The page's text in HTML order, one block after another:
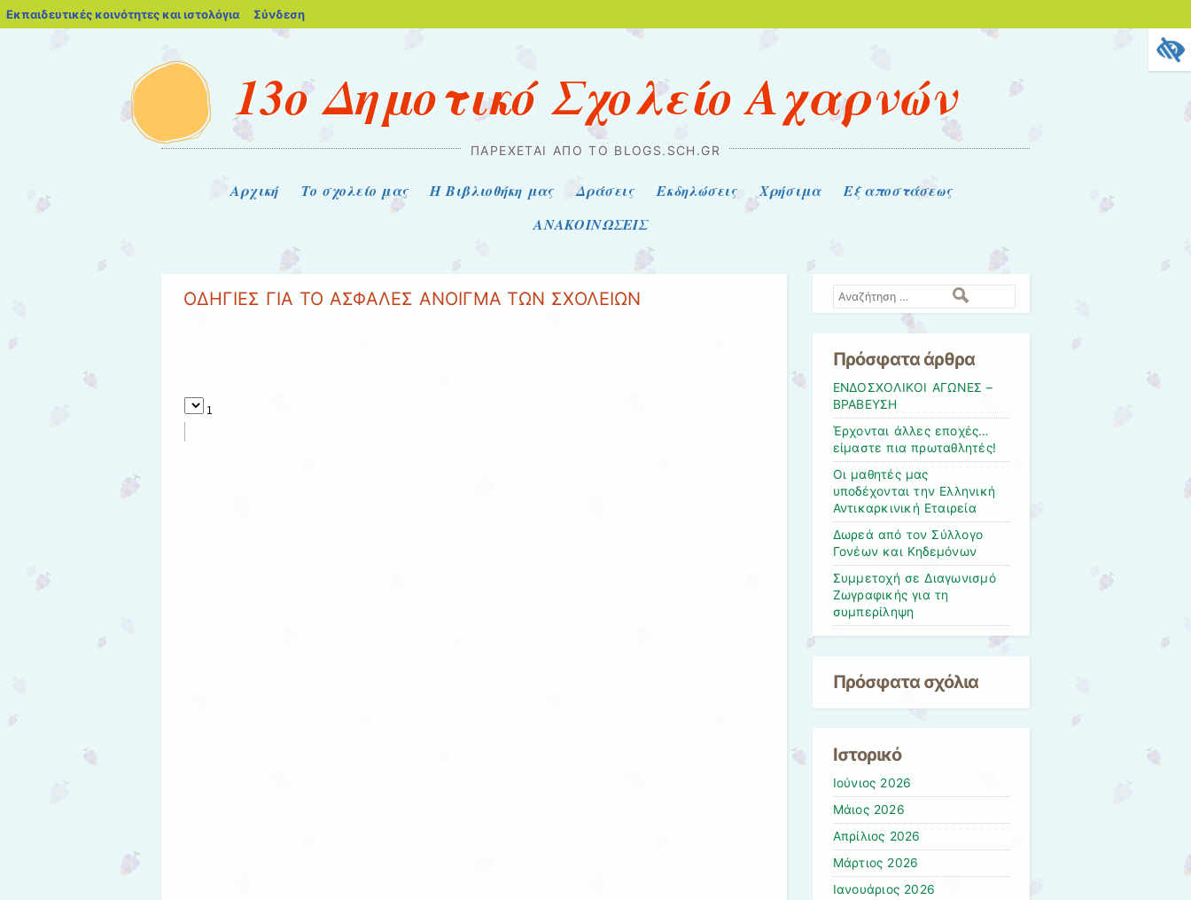
Εκπαιδευτικές κοινότητες και ιστολόγια blogs.sch.gr
Σύνδεση
13ο Δημοτικό Σχολείο Αχαρνών
ΠΑΡΈΧΕΤΑΙ ΑΠΌ ΤΟ BLOGS.SCH.GR
Μετάβαση στο περιεχόμενο
Αρχική Το σχολείο μας Η Βιβλιοθήκη μας Δράσεις Εκδηλώσεις Χρήσιμα
Εξ αποστάσεως
ΑΝΑΚΟΙΝΩΣΕΙΣ
ΟΔΗΓΙΕΣ ΓΙΑ ΤΟ ΑΣΦΑΛΕΣ ΑΝΟΙΓΜΑ ΤΩΝ ΣΧΟΛΕΙΩΝ Αναζήτηση
Πρόσφατα άρθρα
ΕΝΔΟΣΧΟΛΙΚΟΙ ΑΓΩΝΕΣ –
ΒΡΑΒΕΥΣΗ
Έρχονται άλλες εποχές…
είμαστε πια πρωταθλητές!
Οι μαθητές μας
υποδέχονται την Ελληνική
Αντικαρκινική Εταιρεία
Δωρεά από τον Σύλλογο
Γονέων και Κηδεμόνων
Συμμετοχή σε Διαγωνισμό
Ζωγραφικής για τη
συμπερίληψη
Πρόσφατα σχόλια
Ιστορικό
Ιούνιος 2026
Μάιος 2026
Απρίλιος 2026
Μάρτιος 2026
Ιανουάριος 2026